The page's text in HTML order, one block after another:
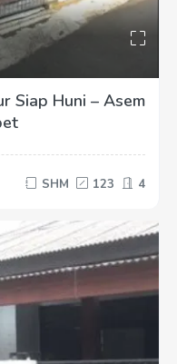
Siap Huni – Asem
SHM 123 4